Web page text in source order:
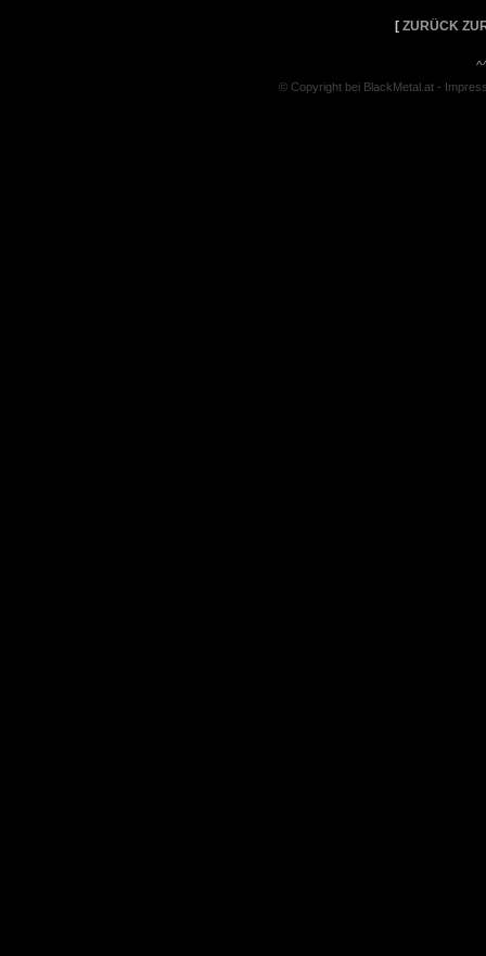
[ ZURÜCK
© Copyright bei BlackMetal.at -